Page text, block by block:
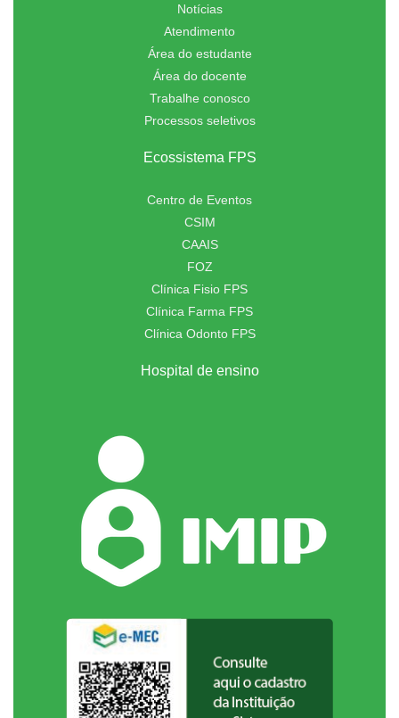
Notícias
Atendimento
Área do estudante
Área do docente
Trabalhe conosco
Processos seletivos
Ecossistema FPS
Centro de Eventos
CSIM
CAAIS
FOZ
Clínica Fisio FPS
Clínica Farma FPS
Clínica Odonto FPS
Hospital de ensino